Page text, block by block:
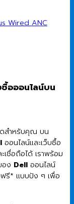
Wired ANC
อออนไลน์บน
ดสำหรับคุณ บน
ออนไลน์และเว็บซื้อ
ชื่อถือได้ เราพร้อม
อง Dell ออนไลน์
รี* แบบปัง ๆ เพื่อ